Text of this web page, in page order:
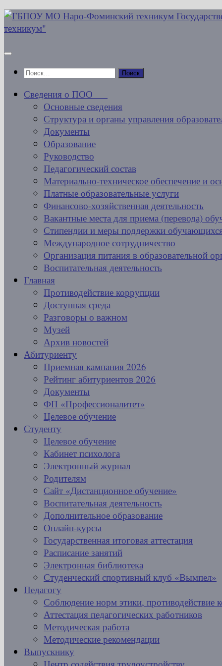
Перейти
к
Найти:
Сведения о ПОО
Основные сведения
Структура и органы управления
Документы
Образование
Руководство
Педагогический состав
Материально-техническое обеспечение и
Платные образовательные услуги
Финансово-хозяйственная деятельность
Вакантные места для приема (перевода)
Стипендии и меры поддержки
Международное сотрудничество
Организация питания в образовательной
Воспитательная деятельность
Главная
Противодействие коррупции
Доступная среда
Разговоры о важном
Музей
Архив новостей
Абитуриенту
Приемная кампания 2026
Рейтинг абитуриентов 2026
Документы
ФП «Профессионалитет»
Целевое обучение
Студенту
Целевое обучение
Кабинет психолога
Электронный журнал
Родителям
Сайт «Дистанционное обучение»
Воспитательная деятельность
Дополнительное образование
Онлайн-курсы
Государственная итоговая аттестация
Расписание занятий
Электронная библиотека
Студенческий спортивный клуб «Вымпел»
Педагогу
Соблюдение норм этики, противодействие
Аттестация педагогических работников
Методическая работа
Методические рекомендации
Выпускнику